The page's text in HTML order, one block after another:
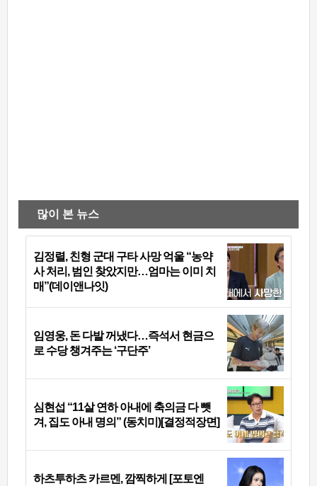
많이 본 뉴스
김정렬, 친형 군대 구타 사망 억울 “농약
사 처리, 범인 찾았지만…엄마는 이미 치
매”(데이앤나잇)
임영웅, 돈 다발 꺼냈다…즉석서 현금으
로 수당 챙겨주는 ‘구단주’
심현섭 “11살 연하 아내에 축의금 다 뺏
겨, 집도 아내 명의” (동치미)[결정적장면]
하츠투하츠 카르멘, 깜찍하게 [포토엔